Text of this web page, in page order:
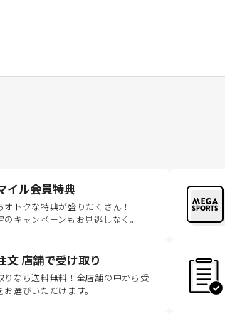
イル会員特典
オトクな特典が盛りだくさん！
キャンペーンもお見逃しなく。
文 店舗で受け取り
りなら送料無料！全店舗の中から受
選びいただけます。